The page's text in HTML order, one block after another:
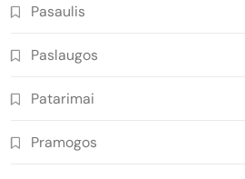
Pasaulis
Paslaugos
Patarimai
Pramogos